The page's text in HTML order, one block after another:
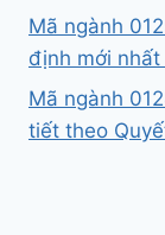
Mã ngành
định mới
Mã ngành
tiết theo